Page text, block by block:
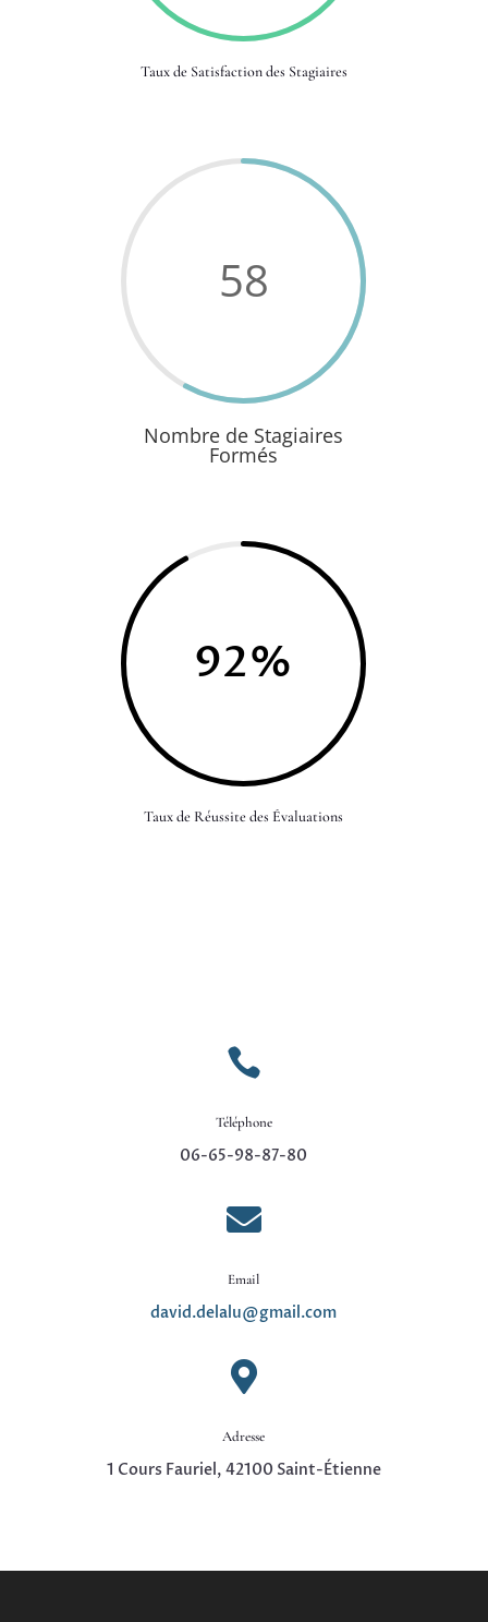
Taux de Satisfaction des Stagiaires
58
Nombre de Stagiaires
Formés
92%
Taux de Réussite des Évaluations

Téléphone
06-65-98-87-80

Email
david.delalu@gmail.com

Adresse
1 Cours Fauriel, 42100 Saint-Étienne